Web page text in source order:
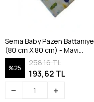
Sema Baby Pazen Battaniye
(80 cm X 80 cm) - Mavi
8682476853100
%25
258,16 TL
193,62 TL